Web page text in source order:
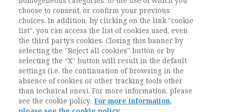
ABBONATI.
choose to consent, or confirm your previous
choices. In addition, by clicking on the link "cookie
list", you can access the list of cookies used, even
the third party’s cookies. Closing this banner by
selecting the "Reject all cookies" button or by
selecting the “X” button will result in the default
settings (i.e. the continuation of browsing in the
absence of cookies or other tracking tools other
than technical ones). For more information, please
see the cookie policy. For more information,